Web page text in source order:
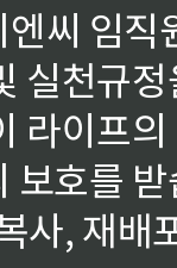
씨 임
실천규
라이프
보호를
사, 재배